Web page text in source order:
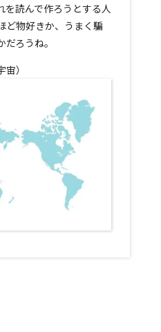
を読んで作ろうとする人
ど物好きか、うまく騙
ろうね。
）